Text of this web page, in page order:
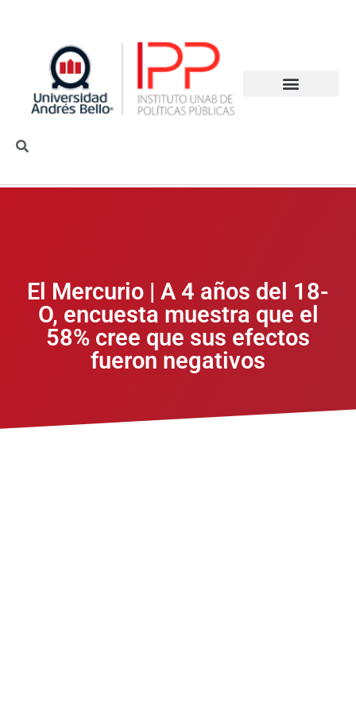
El Mercurio | A 4 años del 18-
O, encuesta muestra que el
58% cree que sus efectos
fueron negativos